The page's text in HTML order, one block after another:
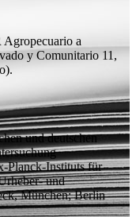
a
y Comunitario 11,
und deutschen
Planck-Instituts für
und
München; Berlin